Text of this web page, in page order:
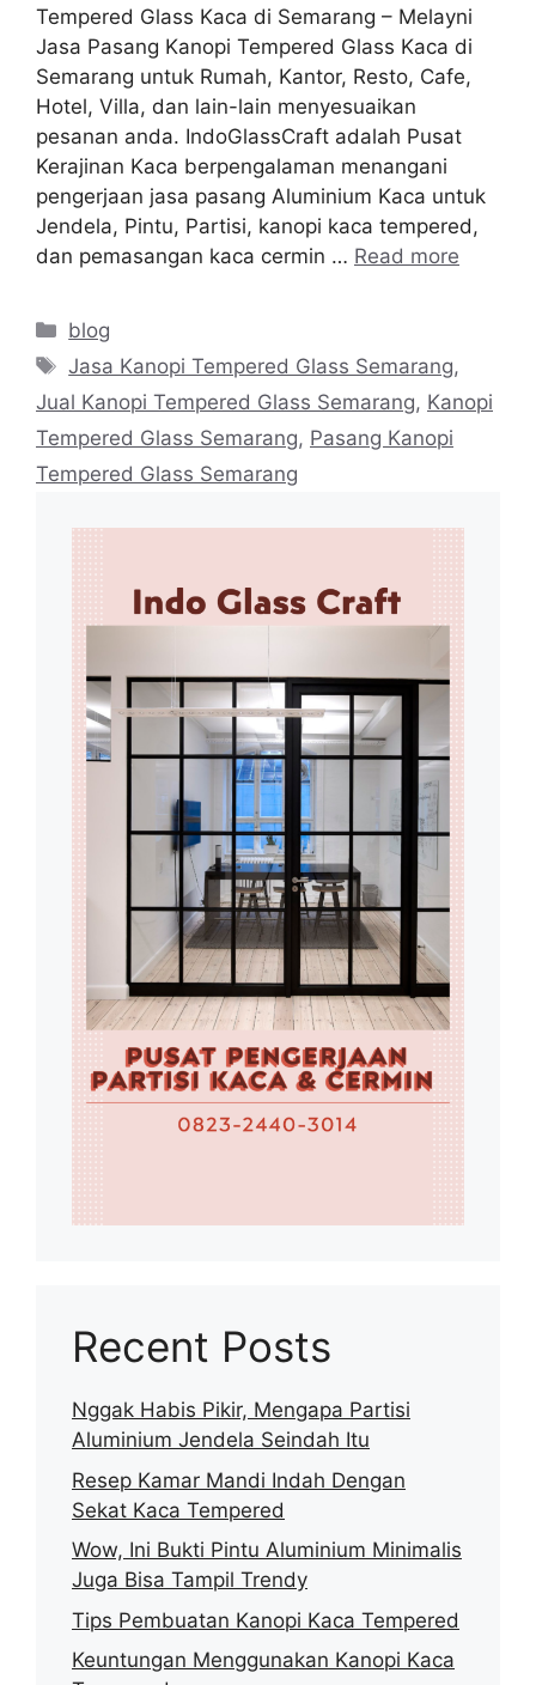
Tempered Glass Kaca di Semarang – Melayni
Jasa Pasang Kanopi Tempered Glass Kaca di
Semarang untuk Rumah, Kantor, Resto, Cafe,
Hotel, Villa, dan lain-lain menyesuaikan
pesanan anda. IndoGlassCraft adalah Pusat
Kerajinan Kaca berpengalaman menangani
pengerjaan jasa pasang Aluminium Kaca untuk
Jendela, Pintu, Partisi, kanopi kaca tempered,
dan pemasangan kaca cermin … Read more
Categories
blog
Tags
Jasa Kanopi Tempered Glass Semarang,
Jual Kanopi Tempered Glass Semarang, Kanopi
Tempered Glass Semarang, Pasang Kanopi
Tempered Glass Semarang
Recent Posts
Nggak Habis Pikir, Mengapa Partisi
Aluminium Jendela Seindah Itu
Resep Kamar Mandi Indah Dengan
Sekat Kaca Tempered
Wow, Ini Bukti Pintu Aluminium Minimalis
Juga Bisa Tampil Trendy
Tips Pembuatan Kanopi Kaca Tempered
Keuntungan Menggunakan Kanopi Kaca